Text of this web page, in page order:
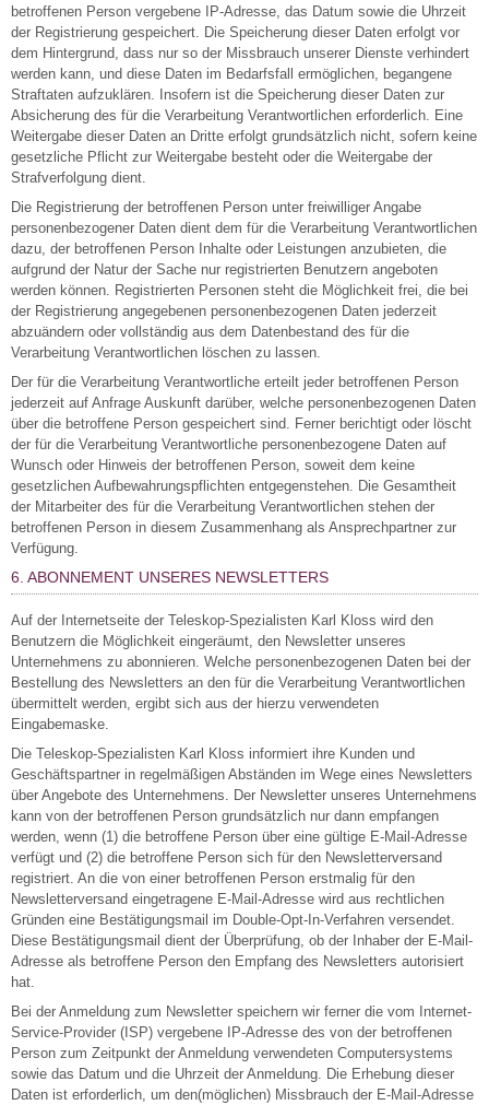
betroffenen Person vergebene IP-Adresse, das Datum sowie die Uhrzeit
der Registrierung gespeichert. Die Speicherung dieser Daten erfolgt vor
dem Hintergrund, dass nur so der Missbrauch unserer Dienste verhindert
werden kann, und diese Daten im Bedarfsfall ermöglichen, begangene
Straftaten aufzuklären. Insofern ist die Speicherung dieser Daten zur
Absicherung des für die Verarbeitung Verantwortlichen erforderlich. Eine
Weitergabe dieser Daten an Dritte erfolgt grundsätzlich nicht, sofern keine
gesetzliche Pflicht zur Weitergabe besteht oder die Weitergabe der
Strafverfolgung dient.
Die Registrierung der betroffenen Person unter freiwilliger Angabe
personenbezogener Daten dient dem für die Verarbeitung Verantwortlichen
dazu, der betroffenen Person Inhalte oder Leistungen anzubieten, die
aufgrund der Natur der Sache nur registrierten Benutzern angeboten
werden können. Registrierten Personen steht die Möglichkeit frei, die bei
der Registrierung angegebenen personenbezogenen Daten jederzeit
abzuändern oder vollständig aus dem Datenbestand des für die
Verarbeitung Verantwortlichen löschen zu lassen.
Der für die Verarbeitung Verantwortliche erteilt jeder betroffenen Person
jederzeit auf Anfrage Auskunft darüber, welche personenbezogenen Daten
über die betroffene Person gespeichert sind. Ferner berichtigt oder löscht
der für die Verarbeitung Verantwortliche personenbezogene Daten auf
Wunsch oder Hinweis der betroffenen Person, soweit dem keine
gesetzlichen Aufbewahrungspflichten entgegenstehen. Die Gesamtheit
der Mitarbeiter des für die Verarbeitung Verantwortlichen stehen der
betroffenen Person in diesem Zusammenhang als Ansprechpartner zur
Verfügung.
6. ABONNEMENT UNSERES NEWSLETTERS
Auf der Internetseite der Teleskop-Spezialisten Karl Kloss wird den
Benutzern die Möglichkeit eingeräumt, den Newsletter unseres
Unternehmens zu abonnieren. Welche personenbezogenen Daten bei der
Bestellung des Newsletters an den für die Verarbeitung Verantwortlichen
übermittelt werden, ergibt sich aus der hierzu verwendeten
Eingabemaske.
Die Teleskop-Spezialisten Karl Kloss informiert ihre Kunden und
Geschäftspartner in regelmäßigen Abständen im Wege eines Newsletters
über Angebote des Unternehmens. Der Newsletter unseres Unternehmens
kann von der betroffenen Person grundsätzlich nur dann empfangen
werden, wenn (1) die betroffene Person über eine gültige E-Mail-Adresse
verfügt und (2) die betroffene Person sich für den Newsletterversand
registriert. An die von einer betroffenen Person erstmalig für den
Newsletterversand eingetragene E-Mail-Adresse wird aus rechtlichen
Gründen eine Bestätigungsmail im Double-Opt-In-Verfahren versendet.
Diese Bestätigungsmail dient der Überprüfung, ob der Inhaber der E-Mail-
Adresse als betroffene Person den Empfang des Newsletters autorisiert
hat.
Bei der Anmeldung zum Newsletter speichern wir ferner die vom Internet-
Service-Provider (ISP) vergebene IP-Adresse des von der betroffenen
Person zum Zeitpunkt der Anmeldung verwendeten Computersystems
sowie das Datum und die Uhrzeit der Anmeldung. Die Erhebung dieser
Daten ist erforderlich, um den(möglichen) Missbrauch der E-Mail-Adresse